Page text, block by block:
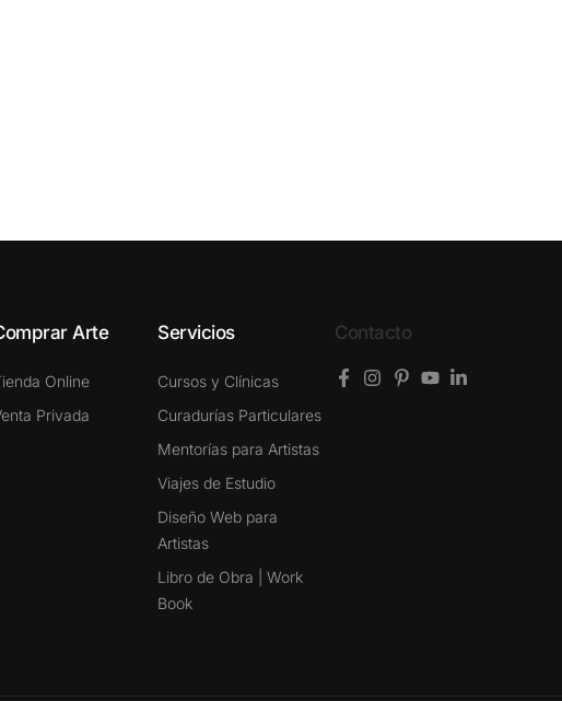
Comprar Arte
Tienda Online
Venta Privada
Servicios
Cursos y Clínicas
Curadurías Particulares
Mentorías para Artistas
Viajes de Estudio
Diseño Web para
Artistas
Libro de Obra | Work
Book
Contacto